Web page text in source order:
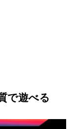
で遊べる